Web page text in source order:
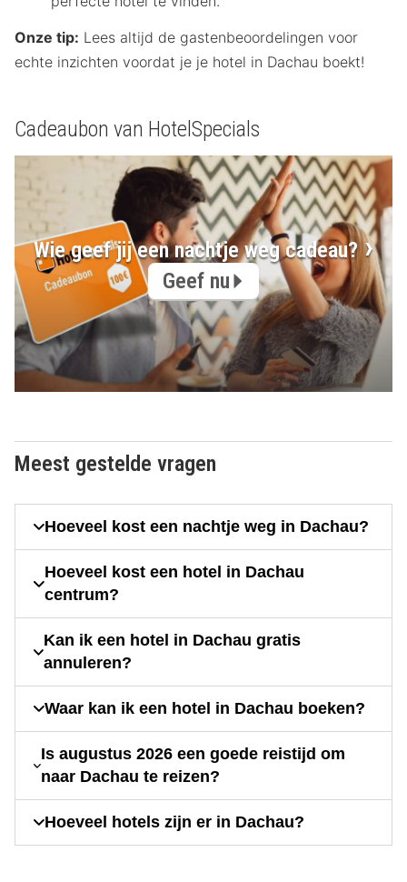
Onze tip: Lees altijd de gastenbeoordelingen voor
echte inzichten voordat je je hotel in Dachau boekt!
Cadeaubon van HotelSpecials
Wie geef jij een nachtje weg cadeau?
Geef nu
Meest gestelde vragen
Hoeveel kost een nachtje weg in Dachau?
Hoeveel kost een hotel in Dachau
centrum?
Kan ik een hotel in Dachau gratis
annuleren?
Waar kan ik een hotel in Dachau boeken?
Is augustus 2026 een goede reistijd om
naar Dachau te reizen?
Hoeveel hotels zijn er in Dachau?